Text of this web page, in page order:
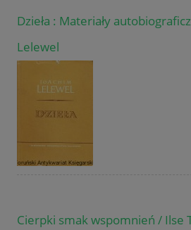
Dzieła : Materiały
Lelewel
Cierpki smak wspomnień / Ilse